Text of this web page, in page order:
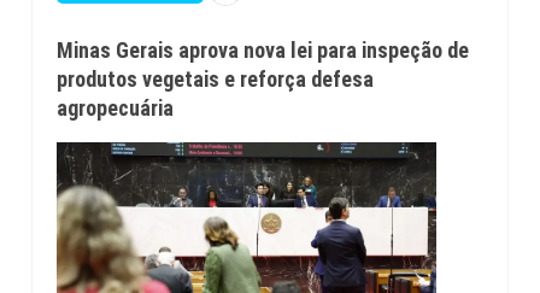
Minas Gerais aprova nova lei para inspeção de
produtos vegetais e reforça defesa
agropecuária